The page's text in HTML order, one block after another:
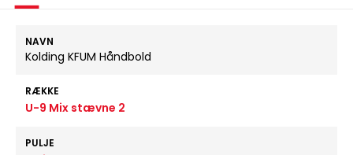
NAVN
Kolding KFUM Håndbold
RÆKKE
U-9 Mix stævne 2
PULJE